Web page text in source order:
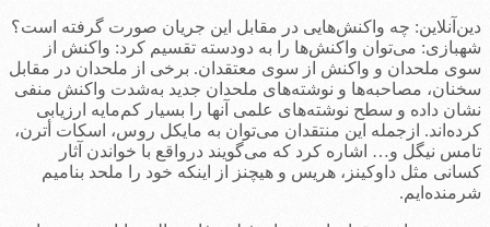
دین‌آنلاین: چه واکنش‌هایی در مقابل این جریان صورت گرفته است؟
شهبازی: می‌توان واکنش‌ها را به دودسته تقسیم کرد: واکنش از
سوی ملحدان و واکنش از سوی معتقدان. برخی از ملحدان در مقابل
سخنان، مصاحبه‌ها و نوشته‌های ملحدان جدید به‌شدت واکنش منفی
نشان داده و سطح نوشته‌های علمی آنها را بسیار کم‌مایه ارزیابی
کرده‌اند. ازجمله این منتقدان می‌توان به مایکل روس، اسکات أترن،
تامس نیگل و… اشاره کرد که می‌گویند درواقع با خواندن آثار
کسانی مثل داوکینز، هریس و هیچنز از اینکه خود را ملحد بنامیم
شرمنده‌ایم.